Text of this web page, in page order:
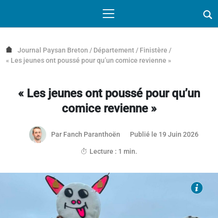
Journal Paysan Breton / Département / Finistère /
« Les jeunes ont poussé pour qu’un comice revienne »
« Les jeunes ont poussé pour qu’un
comice revienne »
Article réservé aux abonnés
Par Fanch Paranthoën Publié le 19 Juin 202618
Lecture : 1 min.